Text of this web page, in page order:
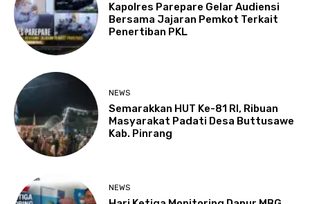
Kapolres Parepare Gelar Audiensi
Bersama Jajaran Pemkot Terkait
Penertiban PKL
NEWS
Semarakkan HUT Ke-81 RI, Ribuan
Masyarakat Padati Desa Buttusawe
Kab. Pinrang
NEWS